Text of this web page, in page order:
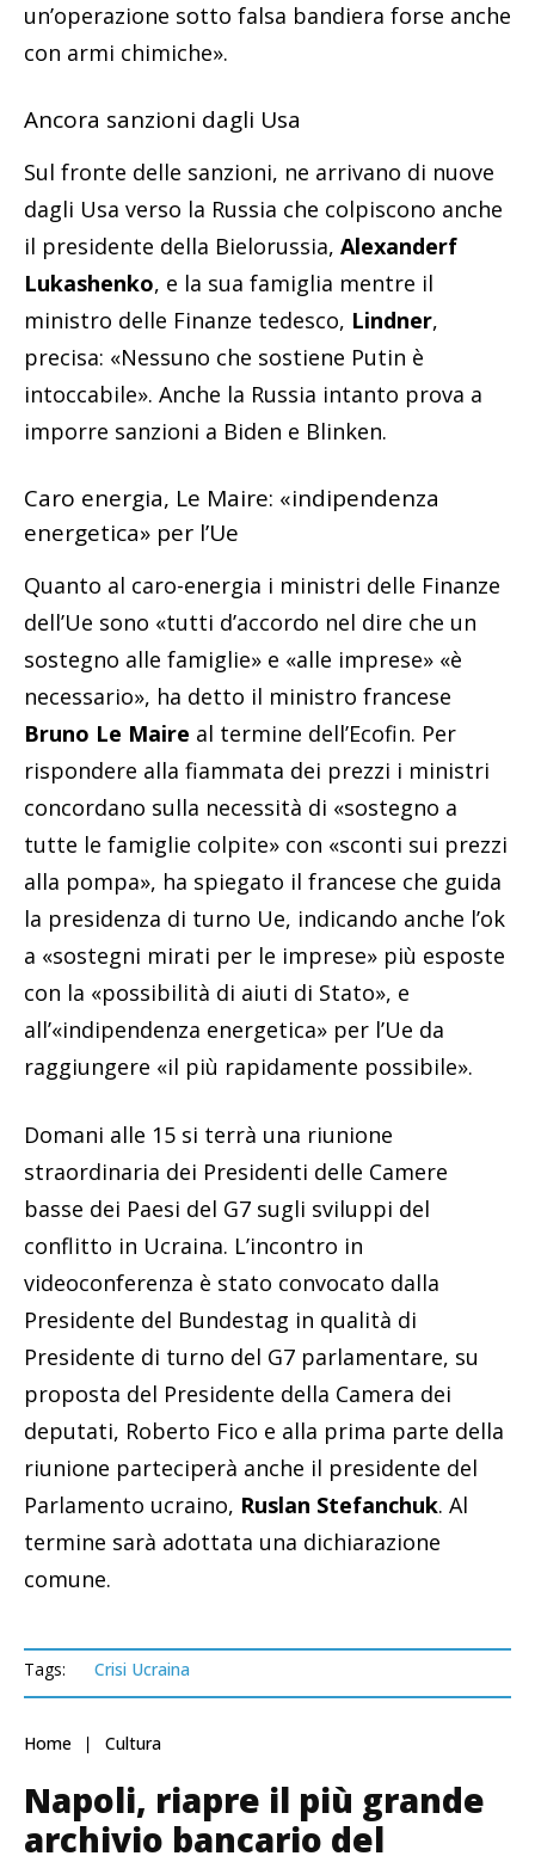
un’operazione sotto falsa bandiera forse anche
con armi chimiche».
Ancora sanzioni dagli Usa
Sul fronte delle sanzioni, ne arrivano di nuove
dagli Usa verso la Russia che colpiscono anche
il presidente della Bielorussia, Alexanderf
Lukashenko, e la sua famiglia mentre il
ministro delle Finanze tedesco, Lindner,
precisa: «Nessuno che sostiene Putin è
intoccabile». Anche la Russia intanto prova a
imporre sanzioni a Biden e Blinken.
Caro energia, Le Maire: «indipendenza
energetica» per l’Ue
Quanto al caro-energia i ministri delle Finanze
dell’Ue sono «tutti d’accordo nel dire che un
sostegno alle famiglie» e «alle imprese» «è
necessario», ha detto il ministro francese
Bruno Le Maire al termine dell’Ecofin. Per
rispondere alla fiammata dei prezzi i ministri
concordano sulla necessità di «sostegno a
tutte le famiglie colpite» con «sconti sui prezzi
alla pompa», ha spiegato il francese che guida
la presidenza di turno Ue, indicando anche l’ok
a «sostegni mirati per le imprese» più esposte
con la «possibilità di aiuti di Stato», e
all’«indipendenza energetica» per l’Ue da
raggiungere «il più rapidamente possibile».
Domani alle 15 si terrà una riunione
straordinaria dei Presidenti delle Camere
basse dei Paesi del G7 sugli sviluppi del
conflitto in Ucraina. L’incontro in
videoconferenza è stato convocato dalla
Presidente del Bundestag in qualità di
Presidente di turno del G7 parlamentare, su
proposta del Presidente della Camera dei
deputati, Roberto Fico e alla prima parte della
riunione parteciperà anche il presidente del
Parlamento ucraino, Ruslan Stefanchuk. Al
termine sarà adottata una dichiarazione
comune.
Tags: Crisi Ucraina
Home Cultura
Napoli, riapre il più grande
archivio bancario del